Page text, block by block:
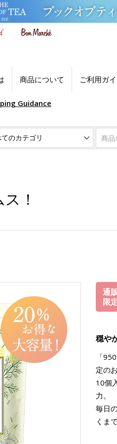
商品について ご利用ガ
Guidance
！
通
限
穏や
「
定の
10個
力。
毎日
くま